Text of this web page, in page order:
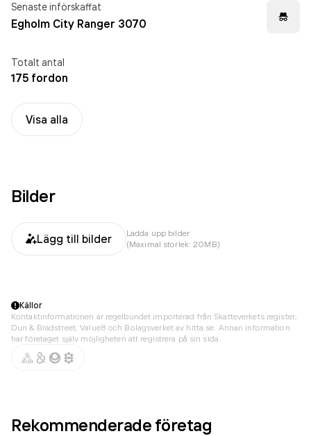
Senaste införskaffat
Egholm City Ranger 3070
Totalt antal
175 fordon
Visa alla
Bilder
Lägg till bilder
Ladda upp bilder
(Maximal storlek: 20MB)
Källor
Kontaktinformationen är regelbundet importerad från Skatteverkets register,
Dun & Bradstreet, Value8 och Bolagsverket av hitta.se. Annan information
har företaget själv möjligheten att registrera på sin sida.
Rekommenderade företag